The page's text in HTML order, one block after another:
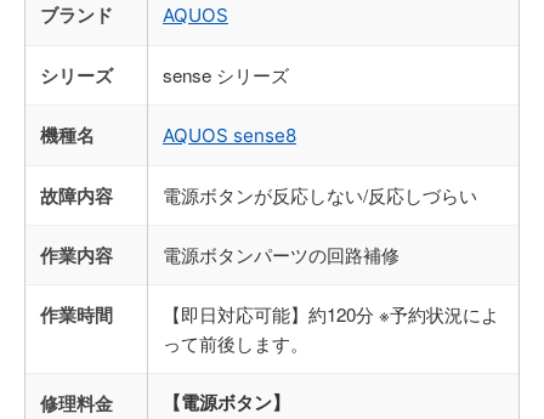
ブランド AQUOS
シリーズ sense シリーズ
機種名 AQUOS sense8
故障内容 電源ボタンが反応しない/反応しづらい
作業内容 電源ボタンパーツの回路補修
作業時間
【即日対応可能】約120分 ※予約状況によ
って前後します。
修理料金 【電源ボタン】